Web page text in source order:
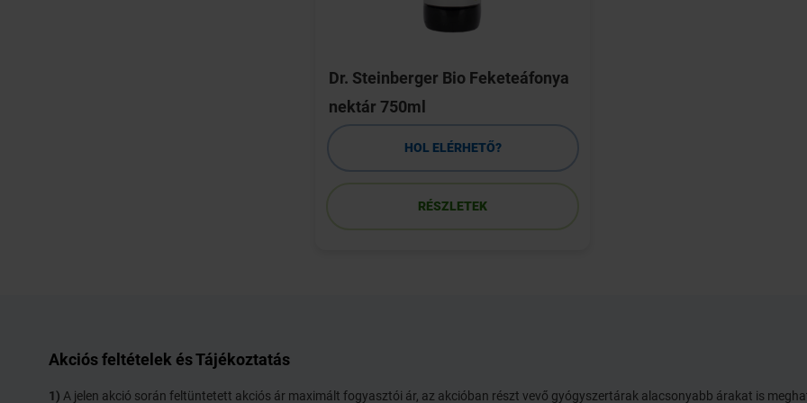
Dr. Steinberger Bio Feketeáfonya
nektár 750ml
HOL ELÉRHETŐ?
RÉSZLETEK
Akciós feltételek és Tájékoztatás
1) A jelen akció során feltüntetett akciós ár maximált fogyasztói ár, az akcióban részt vevő gyógyszertárak alacsonyabb árakat is